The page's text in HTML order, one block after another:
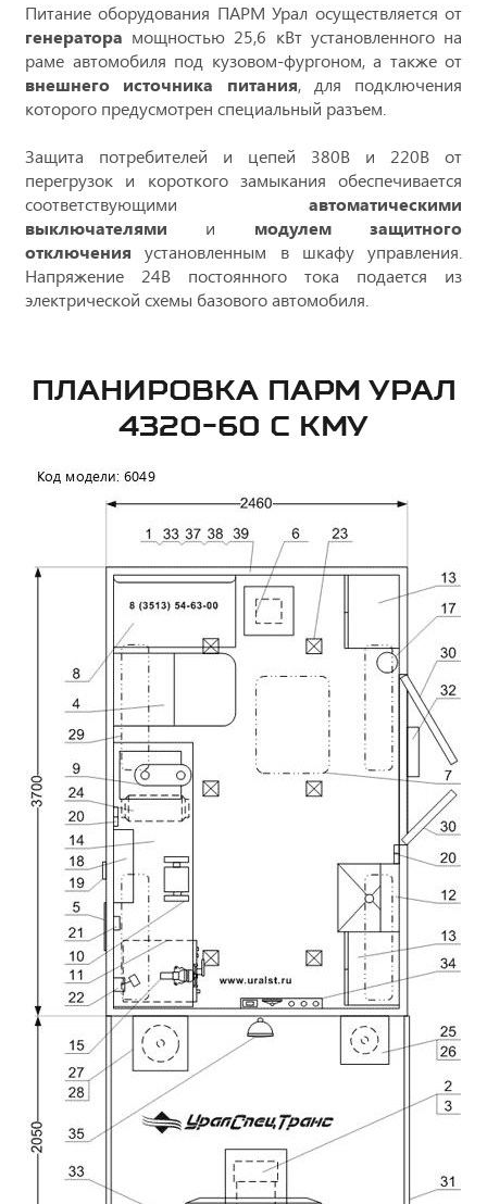
Питание оборудования ПАРМ Урал осуществляется от
генератора мощностью 25,6 кВт установленного на
раме автомобиля под кузовом-фургоном, а также от
внешнего источника питания, для подключения
которого предусмотрен специальный разъем.
Защита потребителей и цепей 380В и 220В от
перегрузок и короткого замыкания обеспечивается
соответствующими автоматическими
выключателями и модулем защитного
отключения установленным в шкафу управления.
Напряжение 24В постоянного тока подается из
электрической схемы базового автомобиля.
ПЛАНИРОВКА ПАРМ УРАЛ
4320-60 С КМУ